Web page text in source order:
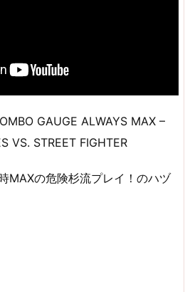
GAUGE ALWAYS MAX –
VS. STREET FIGHTER
MAXの危険杉流プレイ！のハヅ